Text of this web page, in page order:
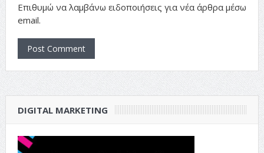
Επιθυμώ να λαμβάνω ειδοποιήσεις για νέα άρθρα μέσω
email.
DIGITAL MARKETING